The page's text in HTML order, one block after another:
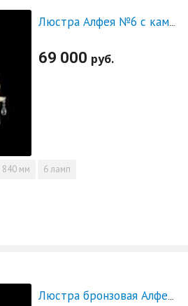
Люстра Алфея №6 с камнем журавлик
69 000 руб.
840 мм 6 ламп